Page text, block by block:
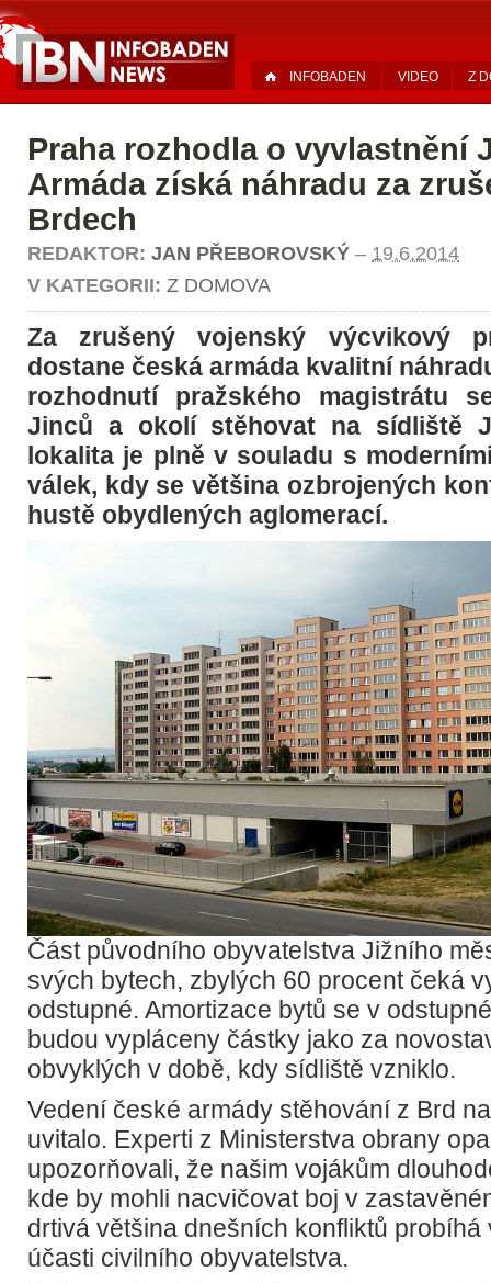
INFOBADEN VIDEO Z
Praha rozhodla o vyvlastnění
Armáda získá náhradu za
Brdech
REDAKTOR: JAN PŘEBOROVSKÝ – 19.6.2014
V KATEGORII: Z DOMOVA
Za zrušený vojenský výcvikový
dostane česká armáda kvalitní
rozhodnutí pražského magistrátu
Jinců a okolí stěhovat na sídliště
lokalita je plně v souladu s
válek, kdy se většina ozbrojených
hustě obydlených aglomerací.
Část původního obyvatelstva Jižního
svých bytech, zbylých 60 procent čeká
odstupné. Amortizace bytů se v
budou vypláceny částky jako za
obvyklých v době, kdy sídliště vzniklo.
Vedení české armády stěhování z Brd
uvitalo. Experti z Ministerstva obrany
upozorňovali, že našim vojákům
kde by mohli nacvičovat boj v
drtivá většina dnešních konfliktů probíhá
účasti civilního obyvatelstva.